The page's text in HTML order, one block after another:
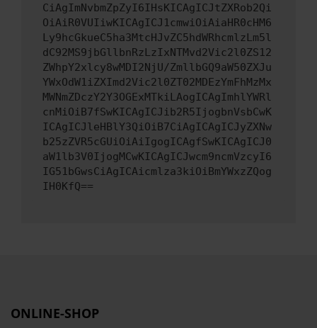
CiAgImNvbmZpZyI6IHsKICAgICJtZXRob2Qi
OiAiR0VUIiwKICAgICJ1cmwiOiAiaHR0cHM6
Ly9hcGkueC5ha3MtcHJvZC5hdWRhcmlzLm5l
dC92MS9jbGllbnRzLzIxNTMvd2Vic2l0ZS12
ZWhpY2xlcy8wMDI2NjU/ZmllbGQ9aW50ZXJu
YWxOdW1iZXImd2Vic2l0ZT02MDEzYmFhMzMx
MWNmZDczY2Y3OGExMTkiLAogICAgImhlYWRl
cnMiOiB7fSwKICAgICJib2R5IjogbnVsbCwK
ICAgICJleHBlY3QiOiB7CiAgICAgICJyZXNw
b25zZVR5cGUiOiAiIgogICAgfSwKICAgICJ0
aW1lb3V0IjogMCwKICAgICJwcm9ncmVzcyI6
IG51bGwsCiAgICAicmlza3kiOiBmYWxzZQog
IH0KfQ==
ONLINE-SHOP